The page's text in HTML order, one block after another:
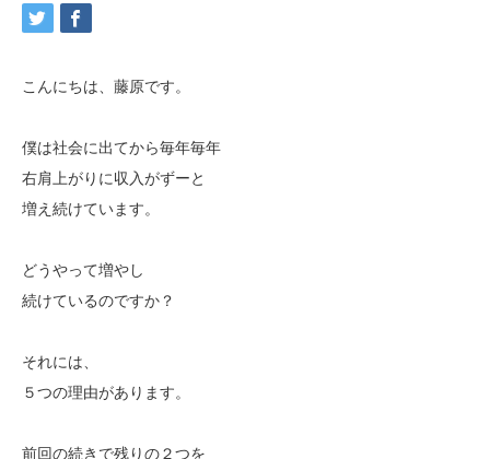
こんにちは、藤原です。
僕は社会に出てから毎年毎年
右肩上がりに収入がずーと
増え続けています。
どうやって増やし
続けているのですか？
それには、
５つの理由があります。
前回の続きで残りの２つを